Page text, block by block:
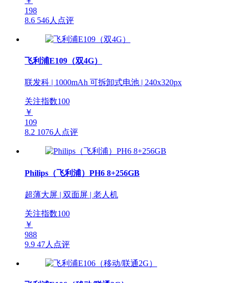
198
8.6 546人点评
飞利浦E109（双4G）
联发科 | 1000mAh 可拆卸式电池 | 240x320px
关注指数100
￥
109
8.2 1076人点评
Philips（飞利浦）PH6 8+256GB
超薄大屏 | 双面屏 | 老人机
关注指数100
￥
988
9.9 47人点评